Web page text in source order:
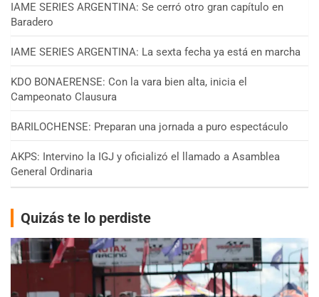
IAME SERIES ARGENTINA: Se cerró otro gran capítulo en
Baradero
IAME SERIES ARGENTINA: La sexta fecha ya está en marcha
KDO BONAERENSE: Con la vara bien alta, inicia el
Campeonato Clausura
BARILOCHENSE: Preparan una jornada a puro espectáculo
AKPS: Intervino la IGJ y oficializó el llamado a Asamblea
General Ordinaria
Quizás te lo perdiste